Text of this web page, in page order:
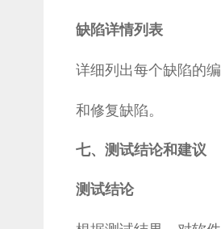
缺陷详情列表
详细列出每个缺陷的
和修复缺陷。
七、测试结论和建议
测试结论